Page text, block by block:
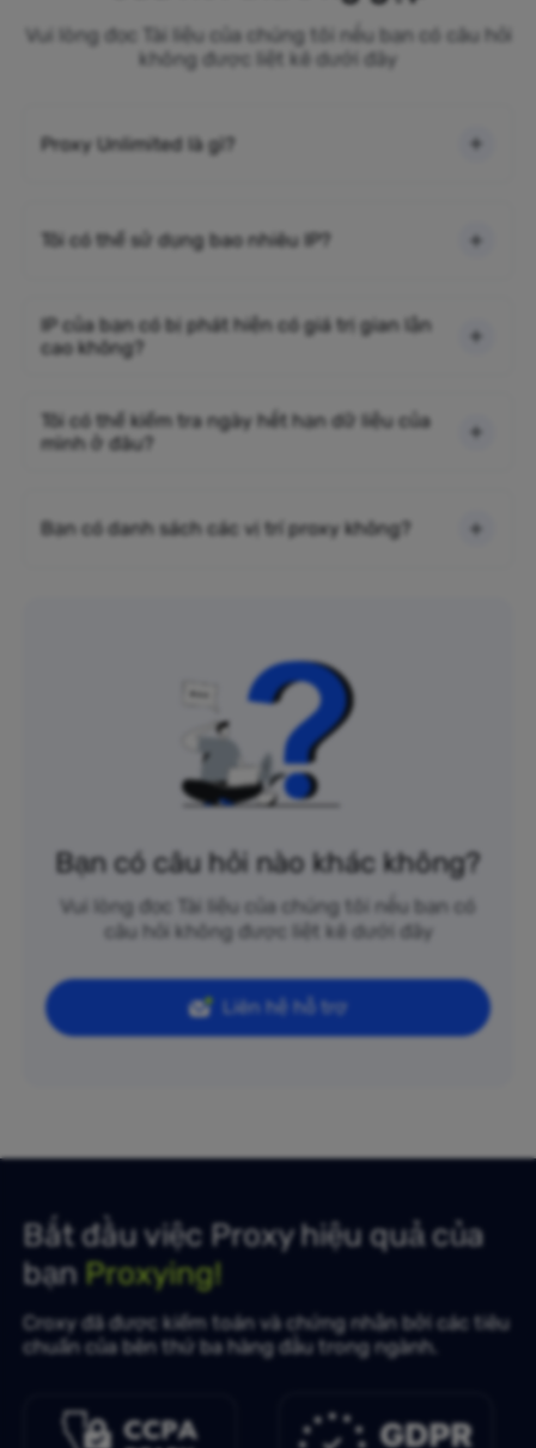
Vui lòng đọc Tài liệu của chúng tôi nếu bạn có câu hỏi
không được liệt kê dưới đây
Proxy Unlimited là gì?
Tôi có thể sử dụng bao nhiêu IP?
IP của bạn có bị phát hiện có giá trị gian lận
cao không?
Tôi có thể kiểm tra ngày hết hạn dữ liệu của
mình ở đâu?
Bạn có danh sách các vị trí proxy không?
Bạn có câu hỏi nào khác không?
Vui lòng đọc Tài liệu của chúng tôi nếu bạn có
câu hỏi không được liệt kê dưới đây
Liên hệ hỗ trợ
Bắt đầu việc Proxy hiệu quả của
bạn Proxying!
Croxy đã được kiểm toán và chứng nhận bởi các tiêu
chuẩn của bên thứ ba hàng đầu trong ngành.